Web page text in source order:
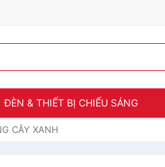
ĐÈN & THIẾT BỊ CHIẾU SÁNG
CÂY XANH